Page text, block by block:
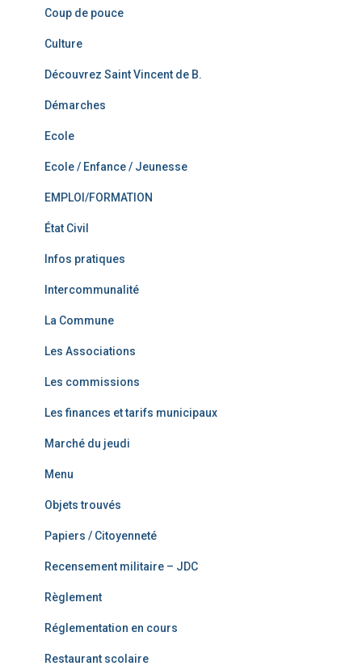
Coup de pouce
Culture
Découvrez Saint Vincent de B.
Démarches
Ecole
Ecole / Enfance / Jeunesse
EMPLOI/FORMATION
État Civil
Infos pratiques
Intercommunalité
La Commune
Les Associations
Les commissions
Les finances et tarifs municipaux
Marché du jeudi
Menu
Objets trouvés
Papiers / Citoyenneté
Recensement militaire – JDC
Règlement
Réglementation en cours
Restaurant scolaire